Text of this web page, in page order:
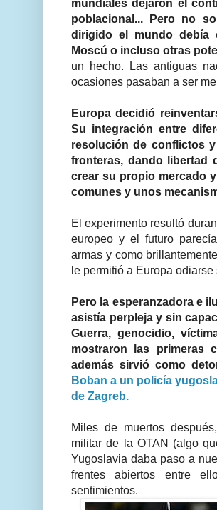
mundiales dejaron el
poblacional... Pero no
dirigido el mundo debía
Moscú o incluso otras
un hecho. Las antiguas
ocasiones pasaban a ser
Europa decidió
Su integración entre
resolución de conflictos
fronteras, dando libertad
crear su propio mercado
comunes y unos
El experimento resultó
europeo y el futuro
armas y como
le permitió a Europa
Pero la esperanzadora e
asistía perpleja y sin
Guerra, genocidio,
mostraron las primeras
además sirvió como
Boban a un policía
de Zagreb.
Miles de muertos
militar de la OTAN (algo
Yugoslavia daba paso a
frentes abiertos entre
sentimientos.